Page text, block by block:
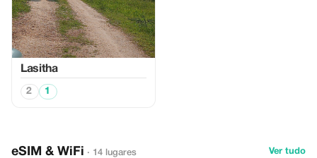
Lasitha
2 1
eSIM & WiFi · 14 lugares Ver tudo